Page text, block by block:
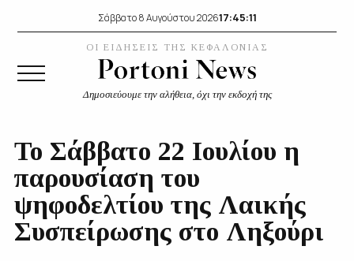
Σάββατο 8 Αυγούστου 202617:45:11
ΟΙ ΕΙΔΗΣΕΙΣ ΤΗΣ ΚΕΦΑΛΟΝΙΑΣ
Δημοσιεύουμε την αλήθεια, όχι την εκδοχή της
Το Σάββατο 22 Ιουλίου η
παρουσίαση του
ψηφοδελτίου της Λαικής
Συσπείρωσης στο Ληξούρι